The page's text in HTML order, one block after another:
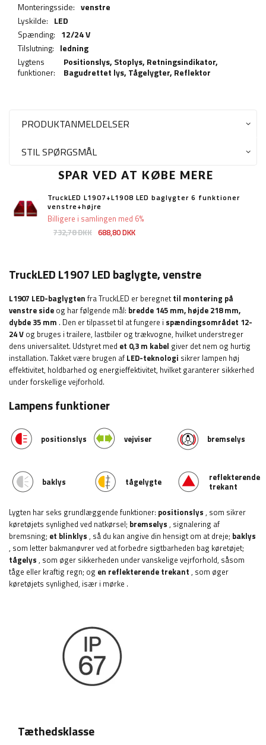
Monteringsside: venstre
Lyskilde: LED
Spænding: 12/24 V
Tilslutning: ledning
Lygtens
funktioner:
Positionslys, Stoplys, Retningsindikator,
Bagudrettet lys, Tågelygter, Reflektor
PRODUKTANMELDELSER
STIL SPØRGSMÅL
SPAR VED AT KØBE MERE
TruckLED L1907+L1908 LED baglygter 6 funktioner
venstre+højre
732,78 DKK 688,80 DKK
Billigere i samlingen med 6%
TruckLED L1907 LED baglygte, venstre
L1907 LED-baglygten fra TruckLED er beregnettil montering på
venstre side og har følgende mål: bredde 145 mm, højde 218 mm,
dybde 35 mm . Den er tilpasset til at fungere i spændingsområdet 12-
24 V og bruges i trailere, lastbiler og trækvogne, hvilket understreger
dens universalitet. Udstyret med et 0,3 m kabel giver det nem og hurtig
installation. Takket være brugen af ​​LED-teknologi sikrer lampen høj
effektivitet, holdbarhed og energieffektivitet, hvilket garanterer sikkerhed
under forskellige vejforhold.
Lampens funktioner
positionslys vejviser bremselys
baklys tågelygte
reflekterende
trekant
Lygten har seks grundlæggende funktioner: positionslys , som sikrer
køretøjets synlighed ved natkørsel; bremselys , signalering af
bremsning; et blinklys , så du kan angive din hensigt om at dreje; baklys
, som letter bakmanøvrer ved at forbedre sigtbarheden bag køretøjet;
tågelys , som øger sikkerheden under vanskelige vejrforhold, såsom
tåge eller kraftig regn; og en reflekterende trekant , som øger
køretøjets synlighed, især i mørke .
Tæthedsklasse